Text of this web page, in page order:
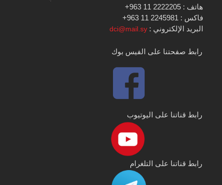
هاتف : 2222205 11 963+
فاكس : 2245981 11 963+
البريد الإلكتروني :dci@mail.sy
رابط صفحتنا على الفيس بوك
رابط قناتنا على اليوتيوب
رابط قناتنا على التلغرام